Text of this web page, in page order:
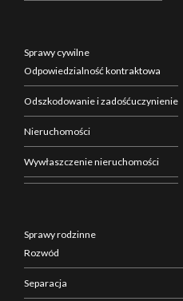
Sprawy cywilne
Odpowiedzialność kontraktowa
Odszkodowanie i zadośćuczynienie
Nieruchomości
Wywłaszczenie nieruchomości
Sprawy rodzinne
Rozwód
Separacja